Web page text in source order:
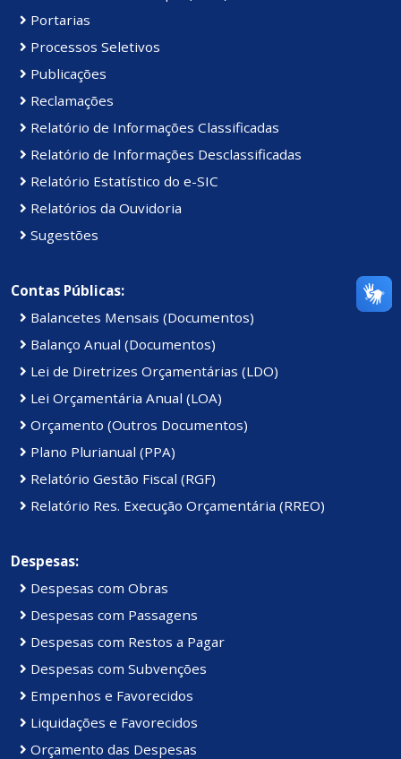
Portarias
Processos Seletivos
Publicações
Reclamações
Relatório de Informações Classificadas
Relatório de Informações Desclassificadas
Relatório Estatístico do e-SIC
Relatórios da Ouvidoria
Sugestões
Contas Públicas:
Balancetes Mensais (Documentos)
Balanço Anual (Documentos)
Lei de Diretrizes Orçamentárias (LDO)
Lei Orçamentária Anual (LOA)
Orçamento (Outros Documentos)
Plano Plurianual (PPA)
Relatório Gestão Fiscal (RGF)
Relatório Res. Execução Orçamentária (RREO)
Despesas:
Despesas com Obras
Despesas com Passagens
Despesas com Restos a Pagar
Despesas com Subvenções
Empenhos e Favorecidos
Liquidações e Favorecidos
Orçamento das Despesas